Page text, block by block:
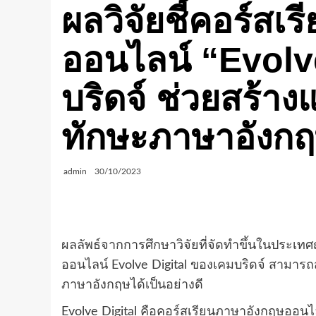
ผลวิจัยชี้คอร์สเ
ออนไลน์
บริดจ์ ช่วยสร้าง
ทักษะภาษาอังก
admin 30/10/2023
ผลลัพธ์จากการศึกษาวิจัยที่จัดทำขึ้นในประเท
ออนไลน์ Evolve Digital ของเคมบริดจ์ สามาร
ภาษาอังกฤษได้เป็นอย่างดี
Evolve Digital คือคอร์สเรียนภาษาอังกฤษออน